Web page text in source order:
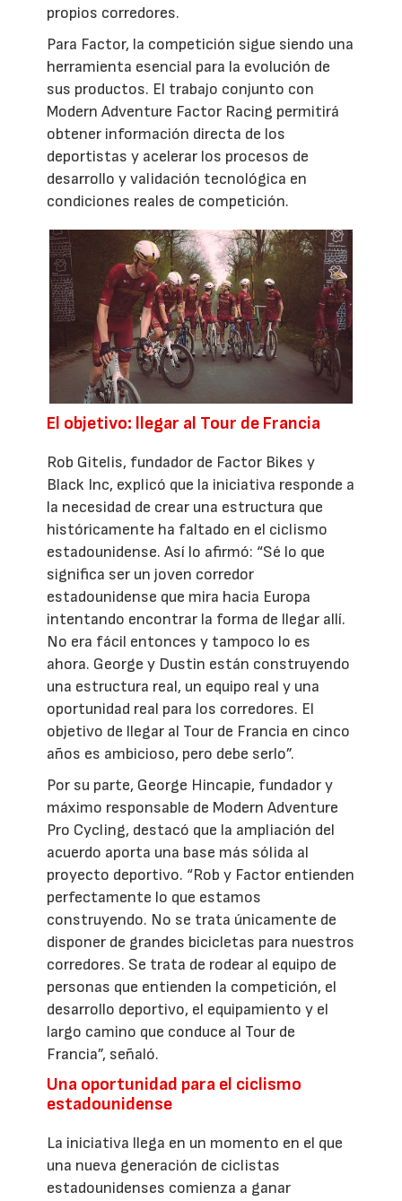
propios corredores.
Para Factor, la competición sigue siendo una
herramienta esencial para la evolución de
sus productos. El trabajo conjunto con
Modern Adventure Factor Racing permitirá
obtener información directa de los
deportistas y acelerar los procesos de
desarrollo y validación tecnológica en
condiciones reales de competición.
El objetivo: llegar al Tour de Francia
Rob Gitelis, fundador de Factor Bikes y
Black Inc, explicó que la iniciativa responde a
la necesidad de crear una estructura que
históricamente ha faltado en el ciclismo
estadounidense. Así lo afirmó: “Sé lo que
significa ser un joven corredor
estadounidense que mira hacia Europa
intentando encontrar la forma de llegar allí.
No era fácil entonces y tampoco lo es
ahora. George y Dustin están construyendo
una estructura real, un equipo real y una
oportunidad real para los corredores. El
objetivo de llegar al Tour de Francia en cinco
años es ambicioso, pero debe serlo”.
Por su parte, George Hincapie, fundador y
máximo responsable de Modern Adventure
Pro Cycling, destacó que la ampliación del
acuerdo aporta una base más sólida al
proyecto deportivo. “Rob y Factor entienden
perfectamente lo que estamos
construyendo. No se trata únicamente de
disponer de grandes bicicletas para nuestros
corredores. Se trata de rodear al equipo de
personas que entienden la competición, el
desarrollo deportivo, el equipamiento y el
largo camino que conduce al Tour de
Francia”, señaló.
Una oportunidad para el ciclismo
estadounidense
La iniciativa llega en un momento en el que
una nueva generación de ciclistas
estadounidenses comienza a ganar